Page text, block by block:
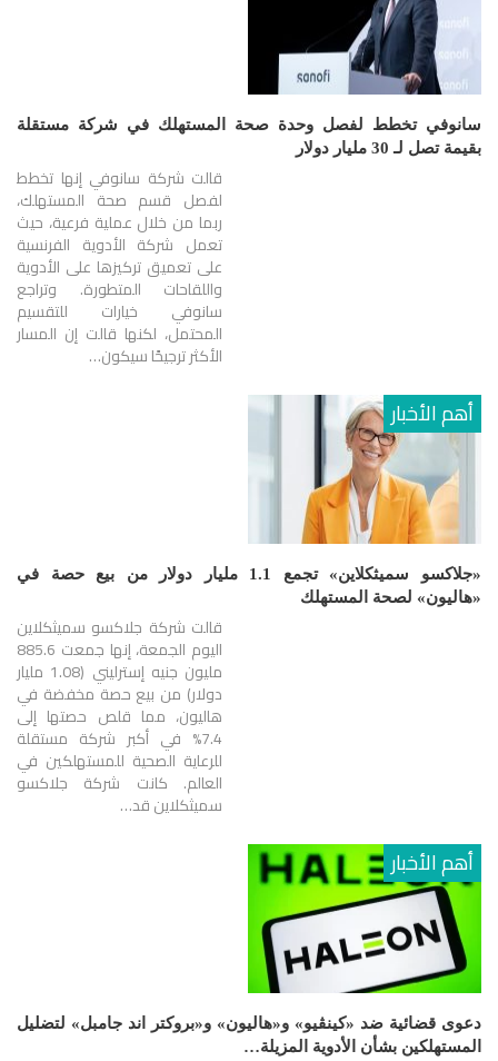
سانوفي تخطط لفصل وحدة صحة المستهلك في شركة مستقلة
بقيمة تصل لـ 30 مليار دولار
قالت شركة سانوفي إنها تخطط
لفصل قسم صحة المستهلك،
ربما من خلال عملية فرعية، حيث
تعمل شركة الأدوية الفرنسية
على تعميق تركيزها على الأدوية
واللقاحات المتطورة. وتراجع
سانوفي خيارات للتقسيم
المحتمل، لكنها قالت إن المسار
الأكثر ترجيحًا سيكون…
أهم الأخبار
«جلاكسو سميثكلاين» تجمع 1.1 مليار دولار من بيع حصة في
«هاليون» لصحة المستهلك
قالت شركة جلاكسو سميثكلاين
اليوم الجمعة، إنها جمعت 885.6
مليون جنيه إسترليني (1.08 مليار
دولار) من بيع حصة مخفضة في
هاليون، مما قلص حصتها إلى
7.4% في أكبر شركة مستقلة
للرعاية الصحية للمستهلكين في
العالم. كانت شركة جلاكسو
سميثكلاين قد…
أهم الأخبار
دعوى قضائية ضد «كينڤيو» و«هاليون» و«بروكتر اند جامبل» لتضليل
المستهلكين بشأن الأدوية المزيلة…